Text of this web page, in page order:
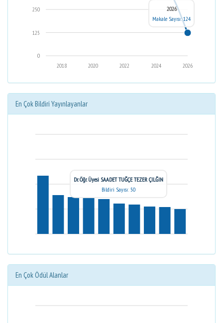
0
125
250
2026
2024
2022
2020
2018
2026
Makale Sayısı: 124
En Çok Bildiri Yayınlayanlar
Dr. Öğr. Üyesi SAADET TUĞÇE TEZER ÇILĞIN
Bildiri Sayısı: 50
En Çok Ödül Alanlar